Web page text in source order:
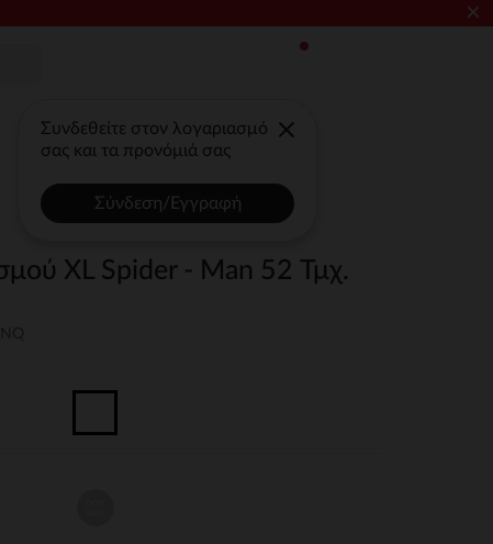
×
Συνδεθείτε στον λογαριασμό
σας και τα προνόμιά σας
Σύνδεση/Εγγραφή
XL Spider - Man 52 Τμχ.